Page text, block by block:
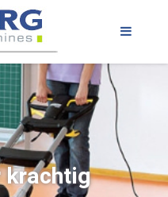
krachtig